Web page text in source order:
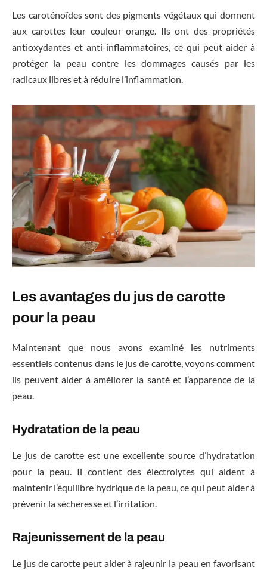
Les caroténoïdes sont des pigments végétaux qui donnent
aux carottes leur couleur orange. Ils ont des propriétés
antioxydantes et anti-inflammatoires, ce qui peut aider à
protéger la peau contre les dommages causés par les
radicaux libres et à réduire l’inflammation.
Les avantages du jus de carotte
pour la peau
Maintenant que nous avons examiné les nutriments
essentiels contenus dans le jus de carotte, voyons comment
ils peuvent aider à améliorer la santé et l’apparence de la
peau.
Hydratation de la peau
Le jus de carotte est une excellente source d’hydratation
pour la peau. Il contient des électrolytes qui aident à
maintenir l’équilibre hydrique de la peau, ce qui peut aider à
prévenir la sécheresse et l’irritation.
Rajeunissement de la peau
Le jus de carotte peut aider à rajeunir la peau en favorisant